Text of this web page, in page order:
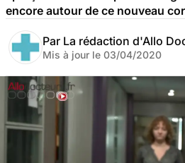
encore autour de ce nouveau
Par La rédaction d'Allo
Mis à jour le 03/04/2020